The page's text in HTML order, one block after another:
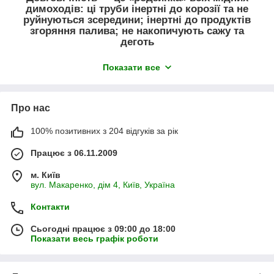
Наші інженери-теплотехніки в будь-який час
проконсультують Вас і підкажуть, який саме
опалювальний прилад вибрати
димоходів: ці труби інертні до корозії та не
руйнуються зсередини; інертні до продуктів
згоряння палива; не накопичують сажу та
деготь
димохода утворюється оксидна плівка, що захищає
температурні навантаження та перепади в режимі від
Такий димохід має
лінійного розширення
під час нагрівання/
охолодження);
Показати все
Про нас
100% позитивних з 204 відгуків за рік
Працює з 06.11.2009
м. Київ
вул. Макаренко, дім 4, Київ, Україна
Контакти
Сьогодні працює з 09:00 до 18:00
Показати весь графік роботи